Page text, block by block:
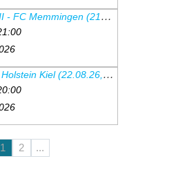
FC Bayern II - FC Memmingen (21.08.26, 19.00 Uhr)
TSV 1860 - Holstein Kiel (22.08.26, 18:00Uhr)
1 2 ...